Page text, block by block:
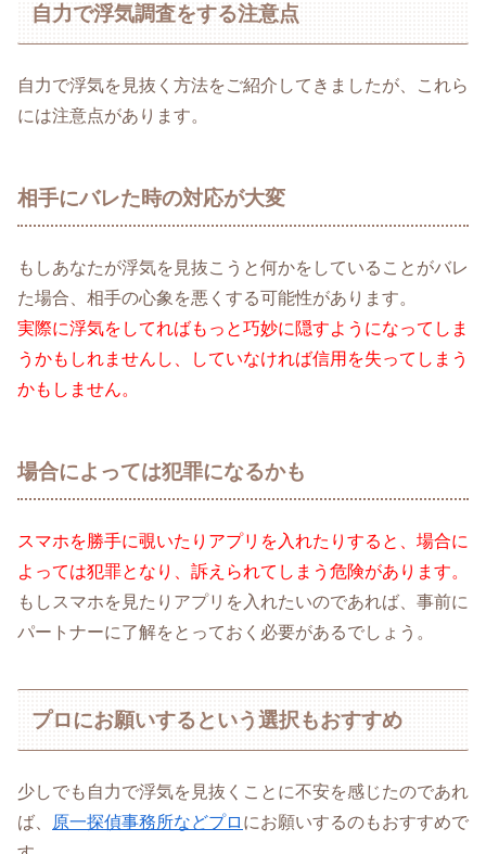
自力で浮気調査をする注意点
自力で浮気を見抜く方法をご紹介してきましたが、これら
には注意点があります。
相手にバレた時の対応が大変
もしあなたが浮気を見抜こうと何かをしていることがバレ
た場合、相手の心象を悪くする可能性があります。
実際に浮気をしてればもっと巧妙に隠すようになってしま
うかもしれませんし、していなければ信用を失ってしまう
かもしません。
場合によっては犯罪になるかも
スマホを勝手に覗いたりアプリを入れたりすると、場合に
よっては犯罪となり、訴えられてしまう危険があります。
もしスマホを見たりアプリを入れたいのであれば、事前に
パートナーに了解をとっておく必要があるでしょう。
プロにお願いするという選択もおすすめ
少しでも自力で浮気を見抜くことに不安を感じたのであれ
ば、 原一探偵事務所などプロ にお願いするのもおすすめで